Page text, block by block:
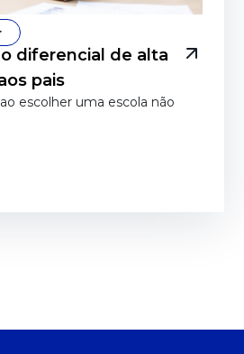
diferencial de alta
pais
escolher uma escola não